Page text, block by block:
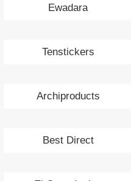
Ewadara
Tenstickers
Archiproducts
Best Direct